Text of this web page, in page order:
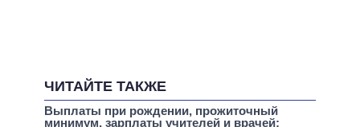
ЧИТАЙТЕ ТАКЖЕ
Выплаты при рождении, прожиточный
минимум, зарплаты учителей и врачей: